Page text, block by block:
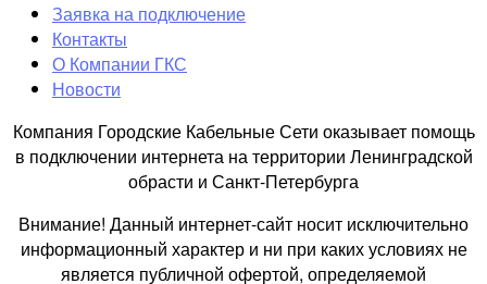
Заявка на подключение
Контакты
О Компании ГКС
Новости
Компания Городские Кабельные Сети оказывает помощь
в подключении интернета на территории Ленинградской
обрасти и Санкт-Петербурга
Внимание! Данный интернет-сайт носит исключительно
информационный характер и ни при каких условиях не
является публичной офертой, определяемой